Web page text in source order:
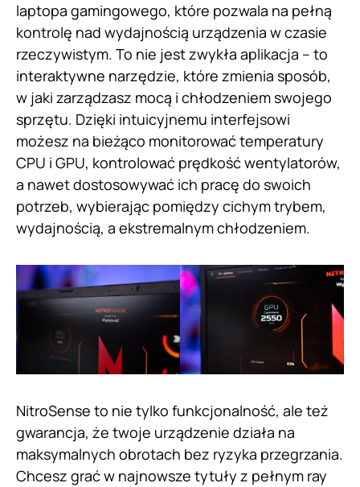
laptopa gamingowego, które pozwala na pełną
kontrolę nad wydajnością urządzenia w czasie
rzeczywistym. To nie jest zwykła aplikacja – to
interaktywne narzędzie, które zmienia sposób,
w jaki zarządzasz mocą i chłodzeniem swojego
sprzętu. Dzięki intuicyjnemu interfejsowi
możesz na bieżąco monitorować temperatury
CPU i GPU, kontrolować prędkość wentylatorów,
a nawet dostosowywać ich pracę do swoich
potrzeb, wybierając pomiędzy cichym trybem,
wydajnością, a ekstremalnym chłodzeniem.
NitroSense to nie tylko funkcjonalność, ale też
gwarancja, że twoje urządzenie działa na
maksymalnych obrotach bez ryzyka przegrzania.
Chcesz grać w najnowsze tytuły z pełnym ray